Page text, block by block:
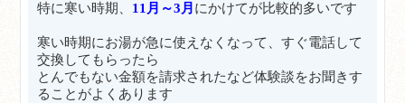
特に寒い時期、 11月～3月 にかけてが比較的多いです
寒い時期にお湯が急に使えなくなって、すぐ電話して
交換してもらったら
とんでもない金額を請求されたなど体験談をお聞きす
ることがよくあります